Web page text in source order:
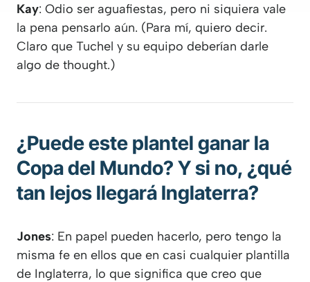
Kay: Odio ser aguafiestas, pero ni siquiera vale
la pena pensarlo aún. (Para mí, quiero decir.
Claro que Tuchel y su equipo deberían darle
algo de thought.)
¿Puede este plantel ganar la
Copa del Mundo? Y si no, ¿qué
tan lejos llegará Inglaterra?
Jones: En papel pueden hacerlo, pero tengo la
misma fe en ellos que en casi cualquier plantilla
de Inglaterra, lo que significa que creo que